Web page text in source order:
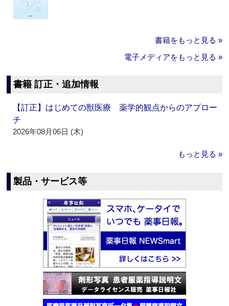
書籍をもっと見る »
電子メディアをもっと見る »
書籍 訂正・追加情報
【訂正】はじめての獣医療 薬学的観点からのアプロー
チ
2026年08月06日 (木)
もっと見る »
製品・サービス等